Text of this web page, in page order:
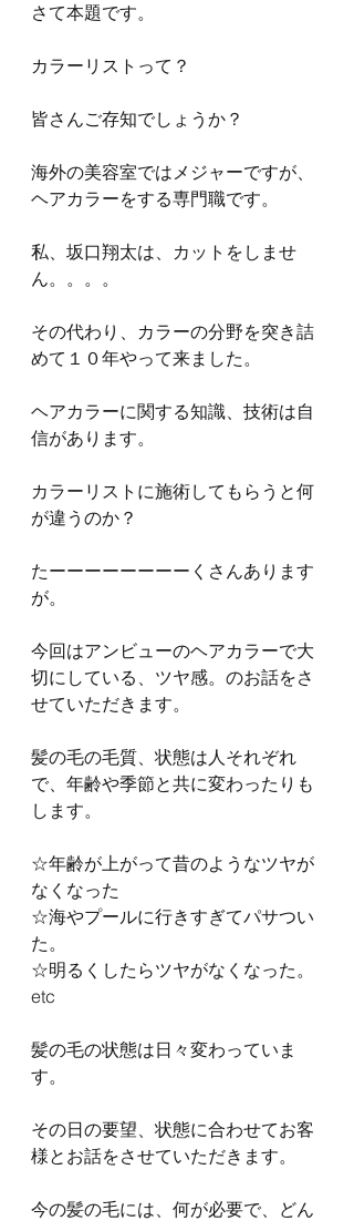
さて本題です。
カラーリストって？
皆さんご存知でしょうか？
海外の美容室ではメジャーですが、
ヘアカラーをする専門職です。
私、坂口翔太は、カットをしませ
ん。。。。
その代わり、カラーの分野を突き詰
めて１０年やって来ました。
ヘアカラーに関する知識、技術は自
信があります。
カラーリストに施術してもらうと何
が違うのか？
たーーーーーーーーくさんあります
が。
今回はアンビューのヘアカラーで大
切にしている、ツヤ感。のお話をさ
せていただきます。
髪の毛の毛質、状態は人それぞれ
で、年齢や季節と共に変わったりも
します。
☆年齢が上がって昔のようなツヤが
なくなった
☆海やプールに行きすぎてパサつい
た。
☆明るくしたらツヤがなくなった。
etc
髪の毛の状態は日々変わっていま
す。
その日の要望、状態に合わせてお客
様とお話をさせていただきます。
今の髪の毛には、何が必要で、どん